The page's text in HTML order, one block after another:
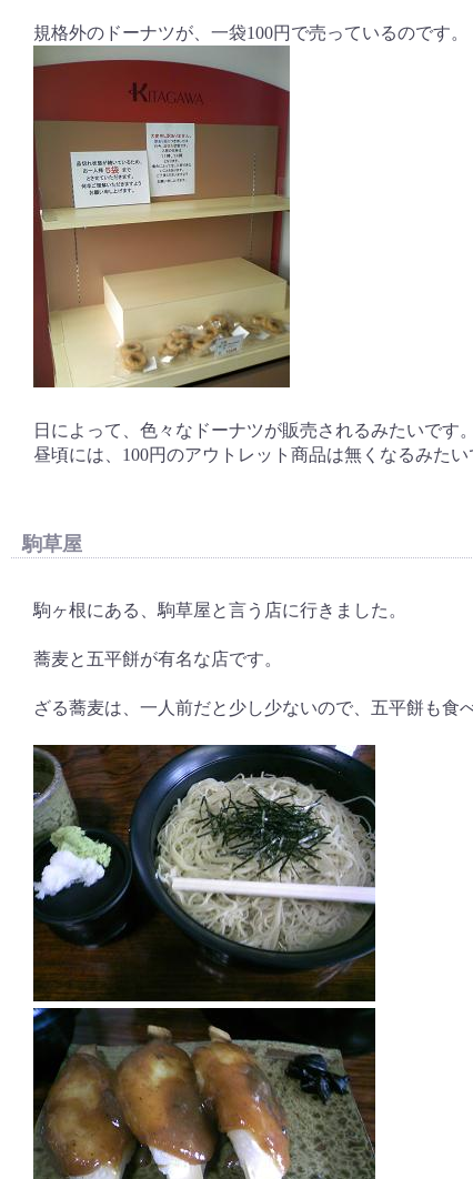
規格外のドーナツが、一袋100円で売っているのです。
日によって、色々なドーナツが販売されるみたいです。
昼頃には、100円のアウトレット商品は無くなるみたい
駒草屋
駒ヶ根にある、駒草屋と言う店に行きました。
蕎麦と五平餅が有名な店です。
ざる蕎麦は、一人前だと少し少ないので、五平餅も食